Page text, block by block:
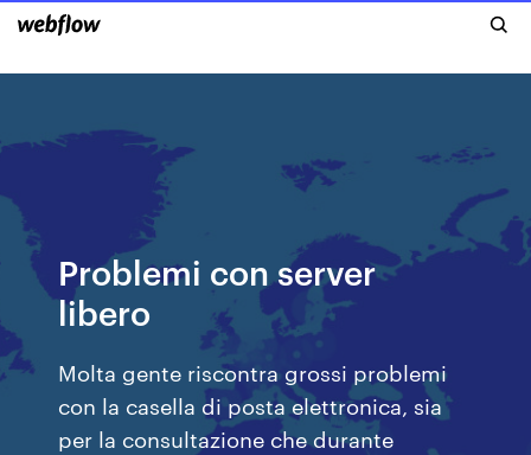
Problemi con server
libero
Molta gente riscontra grossi problemi
con la casella di posta elettronica, sia
per la consultazione che durante